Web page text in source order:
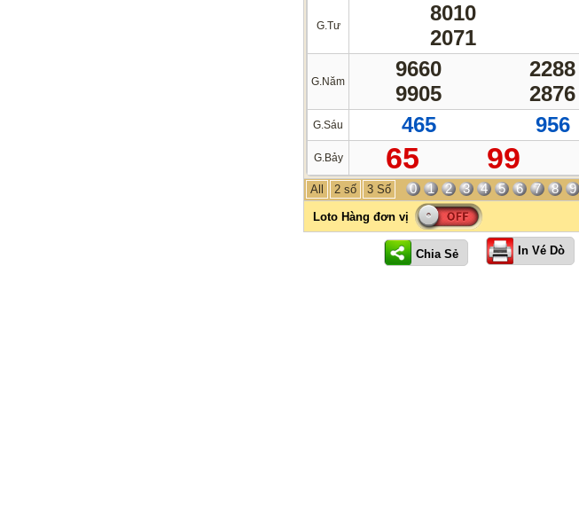
G.Tư
8010
2071
G.Năm
9660 2288
9905
2876
G.Sáu 465 956
G.Bảy 65 99
All 2 số 3 Số 0 1 2 3 4 5 6 7 8 9
In Vé Dò